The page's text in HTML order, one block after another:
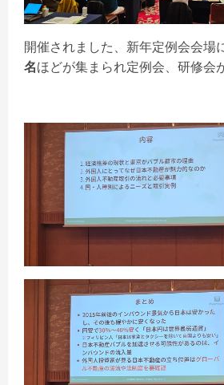
開催されました、新年定例会会場
名ほどが集まられ定例会、研修会